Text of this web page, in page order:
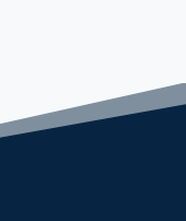
Year